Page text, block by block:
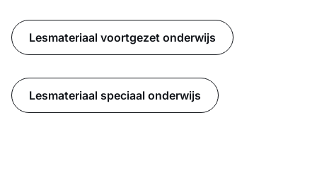
Lesmateriaal voortgezet onderwijs
Lesmateriaal speciaal onderwijs